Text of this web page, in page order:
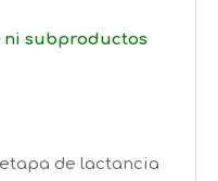
ni subproductos
de lactancia